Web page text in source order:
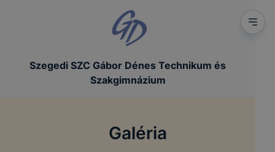
Szegedi SZC Gábor Dénes Technikum és
Szakgimnázium
Galéria